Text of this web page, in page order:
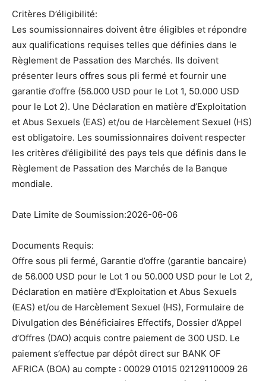
Critères D’éligibilité:
Les soumissionnaires doivent être éligibles et répondre
aux qualifications requises telles que définies dans le
Règlement de Passation des Marchés. Ils doivent
présenter leurs offres sous pli fermé et fournir une
garantie d’offre (56.000 USD pour le Lot 1, 50.000 USD
pour le Lot 2). Une Déclaration en matière d’Exploitation
et Abus Sexuels (EAS) et/ou de Harcèlement Sexuel (HS)
est obligatoire. Les soumissionnaires doivent respecter
les critères d’éligibilité des pays tels que définis dans le
Règlement de Passation des Marchés de la Banque
mondiale.
Date Limite de Soumission:2026-06-06
Documents Requis:
Offre sous pli fermé, Garantie d’offre (garantie bancaire)
de 56.000 USD pour le Lot 1 ou 50.000 USD pour le Lot 2,
Déclaration en matière d’Exploitation et Abus Sexuels
(EAS) et/ou de Harcèlement Sexuel (HS), Formulaire de
Divulgation des Bénéficiaires Effectifs, Dossier d’Appel
d’Offres (DAO) acquis contre paiement de 300 USD. Le
paiement s’effectue par dépôt direct sur BANK OF
AFRICA (BOA) au compte : 00029 01015 02129110009 26